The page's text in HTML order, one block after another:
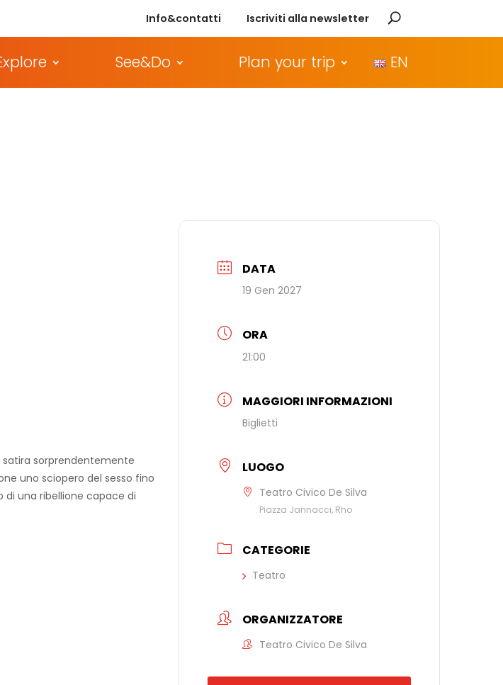
Info&contatti Iscriviti alla newsletter
See&Do Plan your trip EN
satira sorprendentemente
uno sciopero del sesso fino
di una ribellione capace di
DATA
19 Gen 2027
ORA
21:00
MAGGIORI INFORMAZIONI
Biglietti
LUOGO
Teatro Civico De Silva
Piazza Jannacci, Rho
CATEGORIE
Teatro
ORGANIZZATORE
Teatro Civico De Silva